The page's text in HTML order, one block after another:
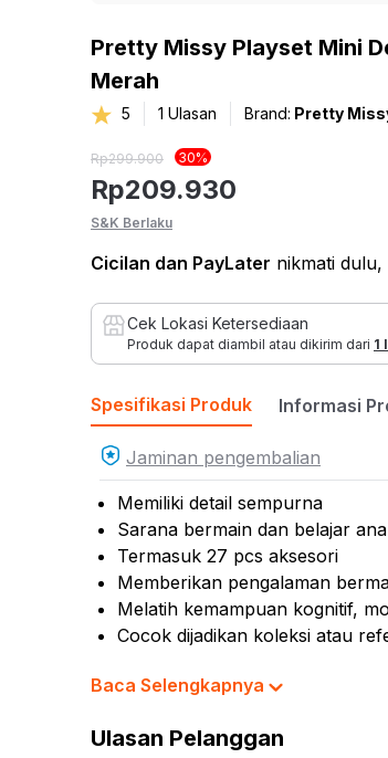
Pretty Missy Playset Mini
Merah
5 1 Ulasan Brand: Pretty
Rp299.900 30%
Rp209.930
S&K Berlaku
Cicilan dan PayLater nikmati
Cek Lokasi Ketersediaan
Produk dapat diambil atau dikirim dari 1
Spesifikasi Produk Informasi
Jaminan pengembalian
Memiliki detail sempurna
Sarana bermain dan belajar
Termasuk 27 pcs aksesori
Memberikan pengalaman
Melatih kemampuan kognitif,
Cocok dijadikan koleksi atau
Rekomendasi gender pengguna:
Material: plastik
Baca Selengkapnya
Ulasan Pelanggan